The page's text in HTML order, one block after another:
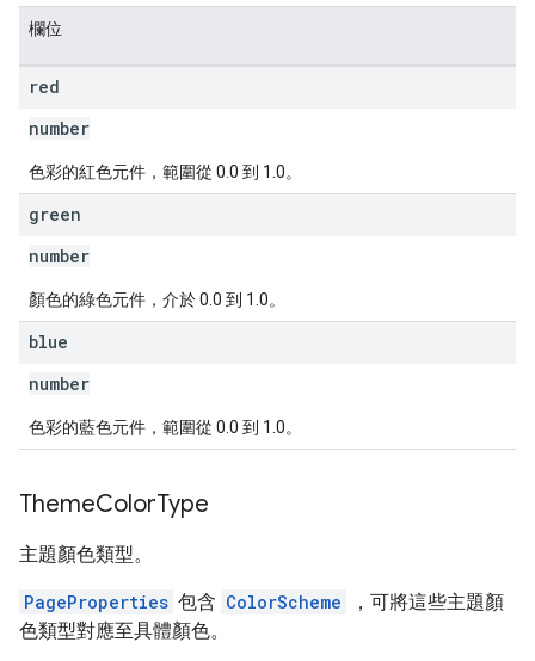
欄位
red
number
色彩的紅色元件，範圍從 0.0 到 1.0。
green
number
顏色的綠色元件，介於 0.0 到 1.0。
blue
number
色彩的藍色元件，範圍從 0.0 到 1.0。
ThemeColorType
主題顏色類型。
PageProperties 包含 ColorScheme
，可將這些主題顏
色類型對應至具體顏色。